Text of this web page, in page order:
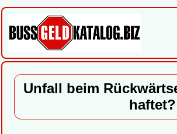
Unfall beim
haftet?